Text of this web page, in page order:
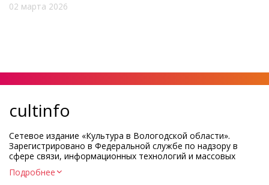
02 марта 2026
cultinfo
Сетевое издание «Культура в Вологодской области».
Зарегистрировано в Федеральной службе по надзору в
сфере связи, информационных технологий и массовых
Регистрационный номер и дата принятия решения о
Подробнее